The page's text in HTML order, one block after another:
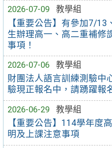
2026-07-09
教學組
【重要公告】有參加7/
生辦理高一、高二重補修
事項！
2026-07-06
教學組
財團法人語言訓練測驗中
驗現正報名中，請踴躍報
2026-06-29
教學組
【重要公告】114學年度
明及上課注意事項